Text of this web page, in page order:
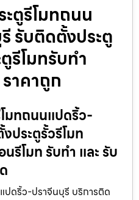
ตูรีโมทถนน
รับติดตั้งประตู
รีโมทรับทำ
าคาถูก
มทถนนแปดริ้ว-
ประตูรั้วรีโมท
รีโมท รับทำ และ รับ
ปดริ้ว-ปราจีนบุรี บริการติด